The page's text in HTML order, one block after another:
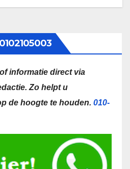
informatie direct via
Zo helpt u
de hoogte te houden. 010-